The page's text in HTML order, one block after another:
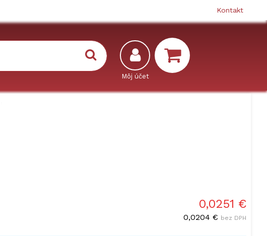
Kontakt
0,0251 €
0,0204 € bez DPH